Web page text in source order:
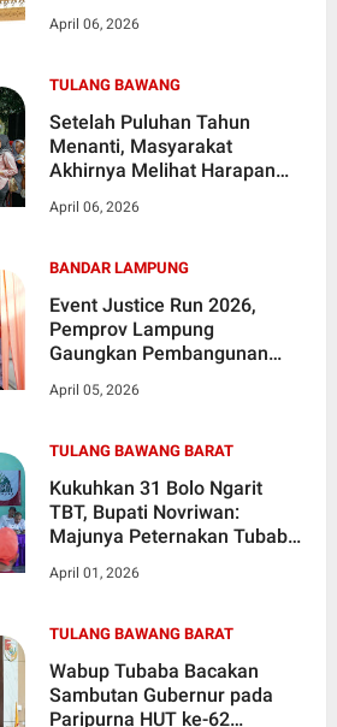
April 06, 2026
TULANG BAWANG
Setelah Puluhan Tahun
Menanti, Masyarakat
Akhirnya Melihat Harapan
Utama Yang Selama ini
April 06, 2026
BANDAR LAMPUNG
Event Justice Run 2026,
Pemprov Lampung
Gaungkan Pembangunan
Infrastruktur
April 05, 2026
TULANG BAWANG BARAT
Kukuhkan 31 Bolo Ngarit
TBT, Bupati Novriwan:
Majunya Peternakan Tubaba
April 01, 2026
TULANG BAWANG BARAT
Wabup Tubaba Bacakan
Sambutan Gubernur pada
Paripurna HUT ke-62